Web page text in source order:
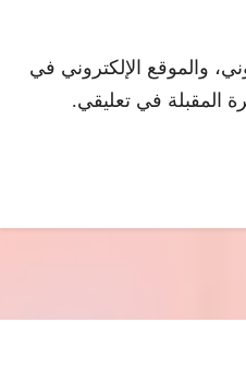
والموقع الإلكتروني في
المقبلة في تعليقي.